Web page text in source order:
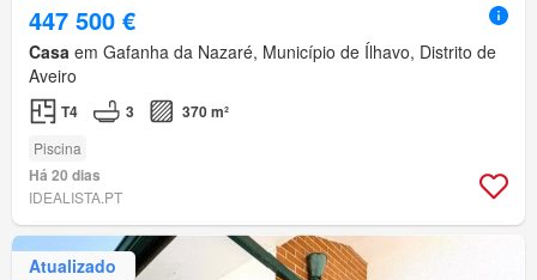
447 500 €
Casa em Gafanha da Nazaré, Município de Ílhavo, Distrito de
Aveiro
T4 3 370 m²
Piscina
Há 20 dias
IDEALISTA.PT
Atualizado